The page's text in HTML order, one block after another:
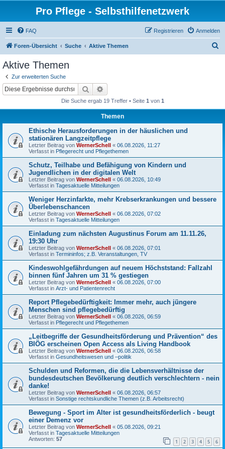
Pro Pflege - Selbsthilfenetzwerk
FAQ Anmelden
Registrieren
Foren-Übersicht Suche Aktive Themen
Aktive Themen
Zur erweiterten Suche
Suche
Die Suche ergab 19 Treffer • Seite 1 von 1
Themen
Ethische Herausforderungen in der häuslichen und
stationären Langzeitpflege
Letzter Beitrag von WernerSchell « 06.08.2026, 11:27
Verfasst in Pflegerecht und Pflegethemen
Schutz, Teilhabe und Befähigung von Kindern und
Jugendlichen in der digitalen Welt
Letzter Beitrag von WernerSchell « 06.08.2026, 10:49
Verfasst in Tagesaktuelle Mitteilungen
Weniger Herzinfarkte, mehr Krebserkrankungen und bessere
Überlebenschancen
Letzter Beitrag von WernerSchell « 06.08.2026, 07:02
Verfasst in Tagesaktuelle Mitteilungen
Einladung zum nächsten Augustinus Forum am 11.11.26,
19:30 Uhr
Letzter Beitrag von WernerSchell « 06.08.2026, 07:01
Verfasst in Termininfos; z.B. Veranstaltungen, TV
Kindeswohlgefährdungen auf neuem Höchststand: Fallzahl
binnen fünf Jahren um 31 % gestiegen
Letzter Beitrag von WernerSchell « 06.08.2026, 07:00
Verfasst in Arzt- und Patientenrecht
Report Pflegebedürftigkeit: Immer mehr, auch jüngere
Menschen sind pflegebedürftig
Letzter Beitrag von WernerSchell « 06.08.2026, 06:59
Verfasst in Pflegerecht und Pflegethemen
„Leitbegriffe der Gesundheitsförderung und Prävention“ des
BIÖG erscheinen Open Access als Living Handbook
Letzter Beitrag von WernerSchell « 06.08.2026, 06:58
Verfasst in Gesundheitswesen und –politik
Schulden und Reformen, die die Lebensverhältnisse der
bundesdeutschen Bevölkerung deutlich verschlechtern - nein
danke!
Letzter Beitrag von WernerSchell « 06.08.2026, 06:57
Verfasst in Sonstige rechtskundliche Themen (z.B. Arbeitsrecht)
Bewegung - Sport im Alter ist gesundheitsförderlich - beugt
einer Demenz vor
Letzter Beitrag von WernerSchell « 05.08.2026, 09:21
Verfasst in Tagesaktuelle Mitteilungen
Antworten: 57 1 2 3 4 5 6